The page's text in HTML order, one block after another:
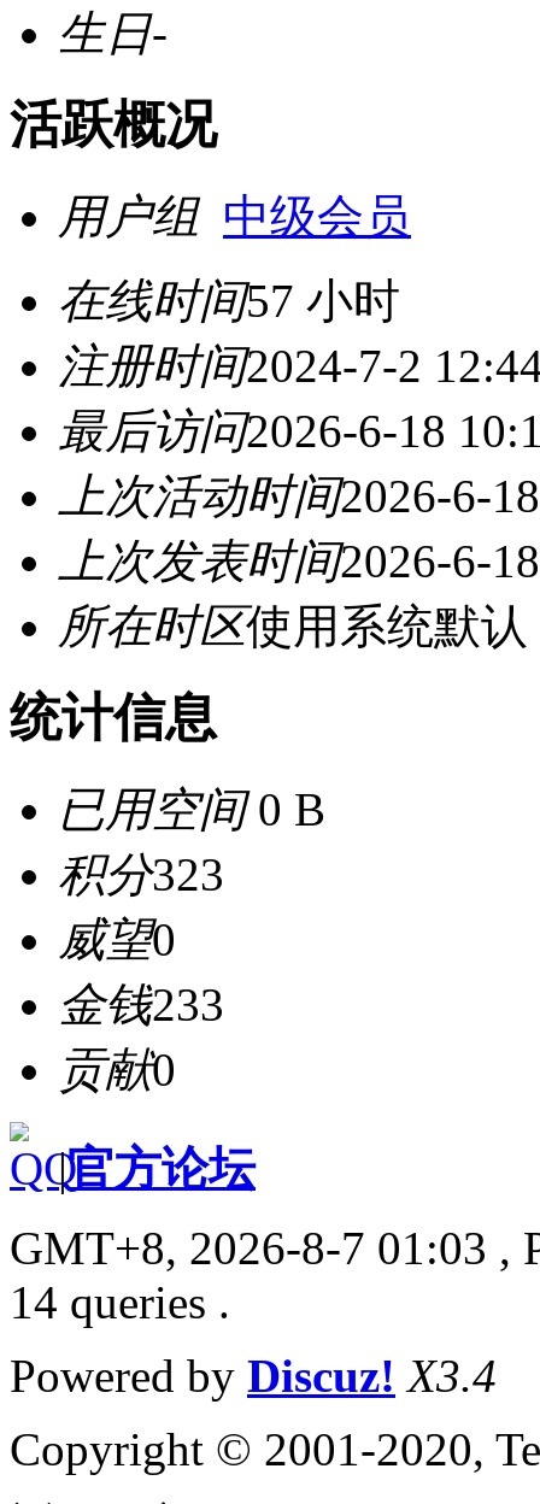
生日-
活跃概况
用户组 中级会员
在线时间57 小时
注册时间2024-7-2
最后访问2026-6-18
上次活动时间2026-6-
上次发表时间2026-6-
所在时区使用系统默认
统计信息
已用空间0 B
积分323
威望0
金钱233
贡献0
|官方论坛
GMT+8, 2026-8-7 01:03 ,
14 queries .
Powered by Discuz! X3.4
Copyright © 2001-2020,